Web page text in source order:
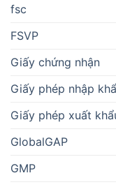
fsc
FSVP
Giấy chứng nhận
Giấy phép nhập
Giấy phép xuất
GlobalGAP
GMP